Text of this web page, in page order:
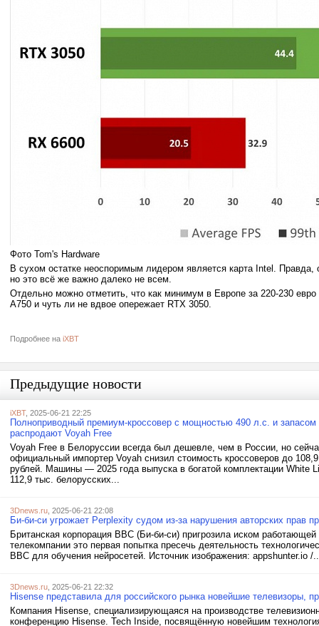
Фото Tom's Hardware
В сухом остатке неоспоримым лидером является карта Intel.
но это всё же важно далеко не всем.
Отдельно можно отметить, что как минимум в Европе за 220-230
A750 и чуть ли не вдвое опережает RTX 3050.
Подробнее на iXBT
Предыдущие новости
iXBT, 2025-06-21 22:25
Полноприводный премиум-кроссовер с мощностью 490 л.с. и
распродают Voyah Free
Voyah Free в Белоруссии всегда был дешевле, чем в России, но
официальный импортер Voyah снизил стоимость кроссоверов до
рублей. Машины — 2025 года выпуска в богатой комплектации White
112,9 тыс. белорусских...
3Dnews.ru , 2025-06-21 22:08
Би-би-си угрожает Perplexity судом из-за нарушения авторских прав
Британская корпорация BBC (Би-би-си) пригрозила иском
телекомпании это первая попытка пресечь деятельность
BBC для обучения нейросетей. Источник изображения: appshunter.io /
3Dnews.ru , 2025-06-21 22:32
Hisense представила для российского рынка новейшие телевизоры,
Компания Hisense, специализирующаяся на производстве
конференцию Hisense. Tech Inside, посвящённую новейшим